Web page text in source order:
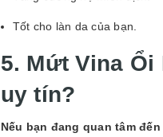
Tốt cho làn da của bạn.
5. Mứt Vina Ổi
uy tín?
Nếu bạn đang quan tâm